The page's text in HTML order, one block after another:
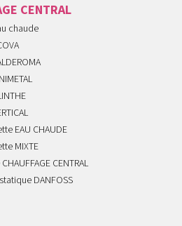
CENTRAL
chaude
EAU CHAUDE
MIXTE
CENTRAL
DANFOSS